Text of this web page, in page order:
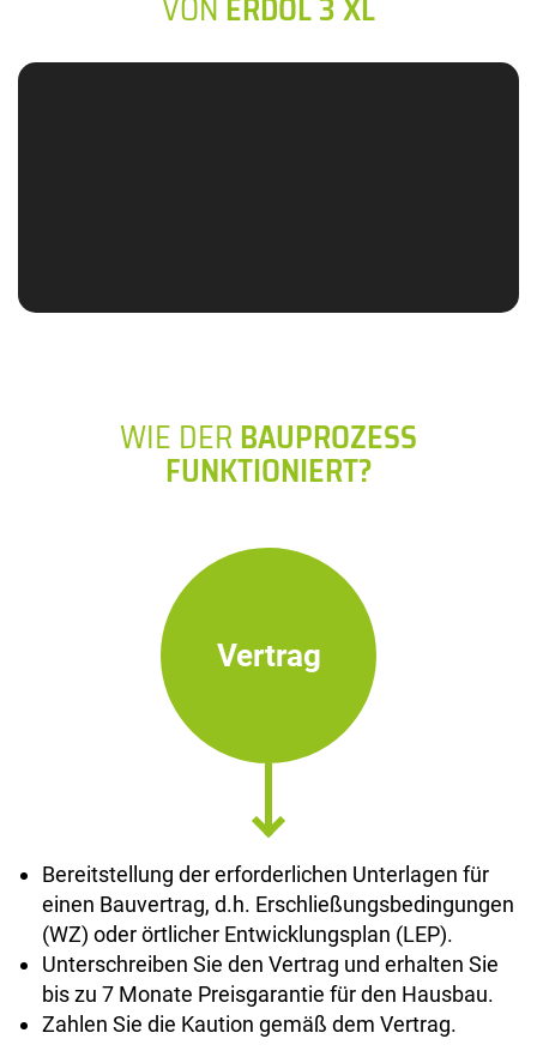
WIE DERBAUPROZESS
FUNKTIONIERT?
Vertrag
Bereitstellung der erforderlichen Unterlagen für
einen Bauvertrag, d.h. Erschließungsbedingungen
(WZ) oder örtlicher Entwicklungsplan (LEP).
Unterschreiben Sie den Vertrag und erhalten Sie
bis zu 7 Monate Preisgarantie für den Hausbau.
Zahlen Sie die Kaution gemäß dem Vertrag.